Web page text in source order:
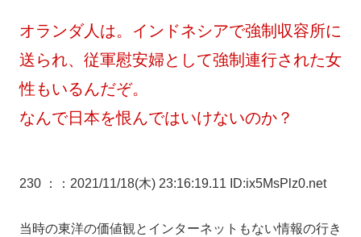
オランダ人は。インドネシアで強制収容所に
送られ、従軍慰安婦として強制連行された女
性もいるんだぞ。
なんで日本を恨んではいけないのか？
230 ： ：2021/11/18(木) 23:16:19.11 ID:ix5MsPlz0.net
当時の東洋の価値観とインターネットもない情報の行き